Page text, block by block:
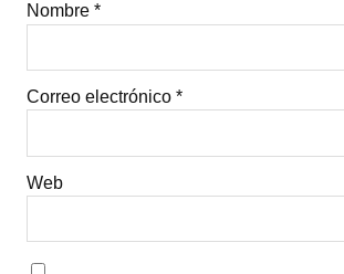
Nombre *
Correo electrónico *
Web